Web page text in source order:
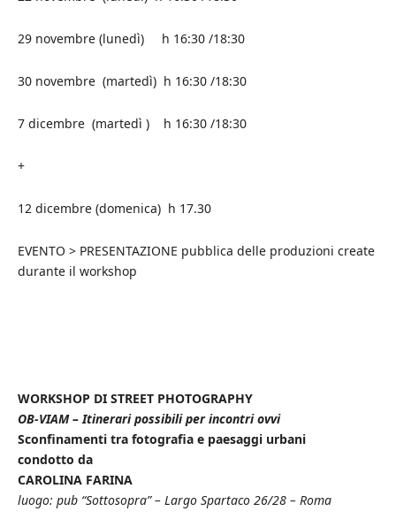
29 novembre (lunedì) h 16:30 /18:30
30 novembre (martedì) h 16:30 /18:30
7 dicembre (martedì ) h 16:30 /18:30
+
12 dicembre (domenica) h 17.30
EVENTO > PRESENTAZIONE pubblica delle produzioni create
durante il workshop
WORKSHOP DI STREET PHOTOGRAPHY
OB-VIAM – Itinerari possibili per incontri ovvi
Sconfinamenti tra fotografia e paesaggi urbani
condotto da
CAROLINA FARINA
luogo: pub “Sottosopra” – Largo Spartaco 26/28 – Roma